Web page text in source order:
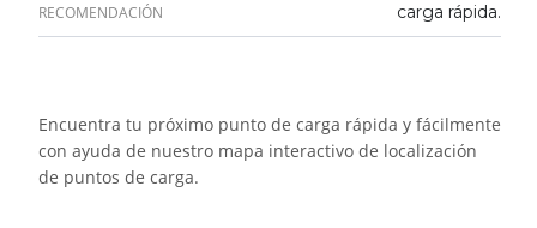
RECOMENDACIÓN
carga rápida.
Encuentra tu próximo punto de carga rápida y fácilmente
con ayuda de nuestro mapa interactivo de localización
de puntos de carga.